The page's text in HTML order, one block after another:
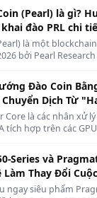
đánh
máy cắt
để đạt
như
nét sạch
trúc kim
gần gũi
sự sang
x 142 x 78 mm
(Pearl) là gì?
đào PRL chi
là một
bởi Pearl Research
Đào Coin
Chuyển Dịch Từ
Core là các nhân xử
tích hợp trên các
Series và
Làm Thay Đổi
ngay siêu phẩm